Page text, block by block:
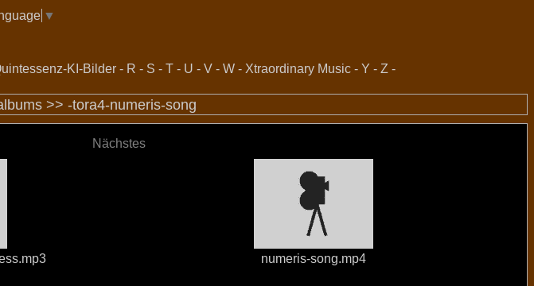
▼
KI-Bilder - R - S - T - U - V - W - Xtraordinary Music - Y - Z -
>> -tora4-numeris-song
Nächstes
numeris-song.mp4